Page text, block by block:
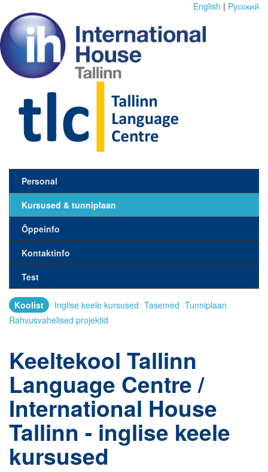
English | Pусский
Personal
Kursused & tunniplaan
Õppeinfo
Kontaktinfo
Test
Koolist Inglise keele kursused Tasemed Tunniplaan
Rahvusvahelised projektid
Keeltekool Tallinn
Language Centre /
International House
Tallinn - inglise keele
kursused